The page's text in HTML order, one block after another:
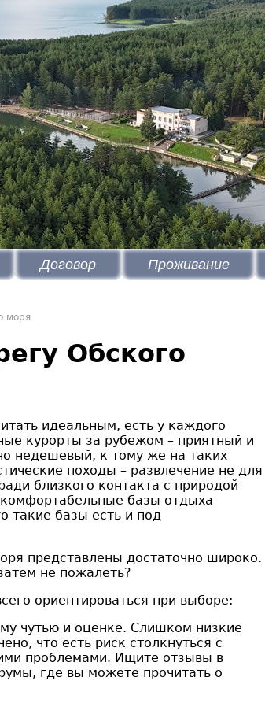
Договор Проживание
моря
Обского
идеальным, есть у каждого
курорты за рубежом – приятный и
недешевый, к тому же на таких
походы – развлечение не для
близкого контакта с природой
базы отдыха
такие базы есть и под
представлены достаточно широко.
не пожалеть?
ориентироваться при выборе:
чутью и оценке. Слишком низкие
что есть риск столкнуться с
проблемами. Ищите отзывы в
где вы можете прочитать о